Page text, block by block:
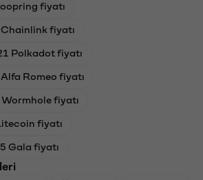
fiyatı
Chainlink fiyatı
Polkadot fiyatı
Romeo fiyatı
Wormhole fiyatı
fiyatı
Gala fiyatı